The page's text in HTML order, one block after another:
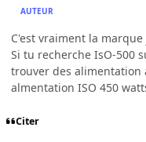
AUTEUR
C'est vraiment la
Si tu recherche IsO-500
trouver des alimentation
almentation ISO 450
Citer